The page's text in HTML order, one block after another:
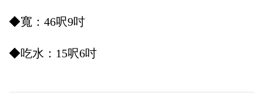
◆寬：46呎9吋
◆吃水：15呎6吋